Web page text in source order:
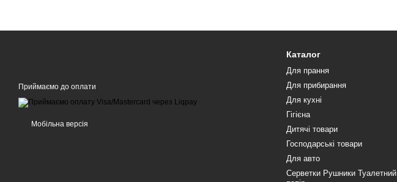
Приймаємо до оплати
Мобільна версія
Каталог
Для прання
Для прибирання
Для кухні
Гігієна
Дитячі товари
Господарські товари
Для авто
Серветки Рушники Туалетний